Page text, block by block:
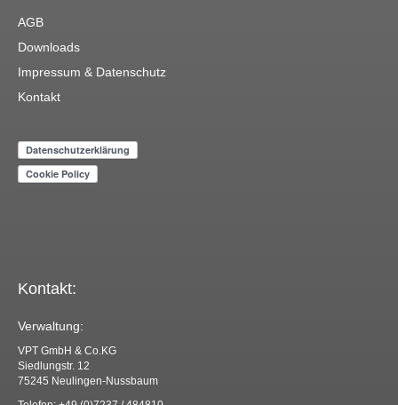
AGB
Downloads
Impressum & Datenschutz
Kontakt
Kontakt:
Verwaltung:
VPT GmbH & Co.KG
Siedlungstr. 12
75245 Neulingen-Nussbaum